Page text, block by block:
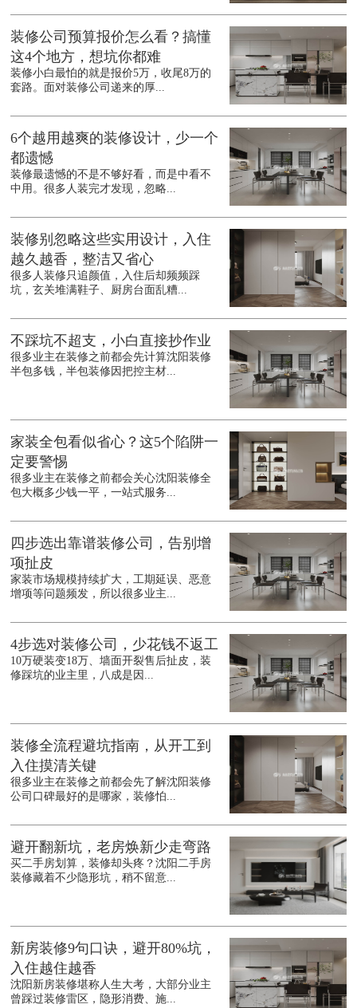
装修公司预算报价怎么看？搞懂
这4个地方，想坑你都难
装修小白最怕的就是报价5万，收尾8万的
套路。面对装修公司递来的厚...
6个越用越爽的装修设计，少一个
都遗憾
装修最遗憾的不是不够好看，而是中看不
中用。很多人装完才发现，忽略...
装修别忽略这些实用设计，入住
越久越香，整洁又省心
很多人装修只追颜值，入住后却频频踩
坑，玄关堆满鞋子、厨房台面乱糟...
不踩坑不超支，小白直接抄作业
很多业主在装修之前都会先计算沈阳装修
半包多钱，半包装修因把控主材...
家装全包看似省心？这5个陷阱一
定要警惕
很多业主在装修之前都会关心沈阳装修全
包大概多少钱一平，一站式服务...
四步选出靠谱装修公司，告别增
项扯皮
家装市场规模持续扩大，工期延误、恶意
增项等问题频发，所以很多业主...
4步选对装修公司，少花钱不返工
10万硬装变18万、墙面开裂售后扯皮，装
修踩坑的业主里，八成是因...
装修全流程避坑指南，从开工到
入住摸清关键
很多业主在装修之前都会先了解沈阳装修
公司口碑最好的是哪家，装修怕...
避开翻新坑，老房焕新少走弯路
买二手房划算，装修却头疼？沈阳二手房
装修藏着不少隐形坑，稍不留意...
新房装修9句口诀，避开80%坑，
入住越住越香
沈阳新房装修堪称人生大考，大部分业主
曾踩过装修雷区，隐形消费、施...